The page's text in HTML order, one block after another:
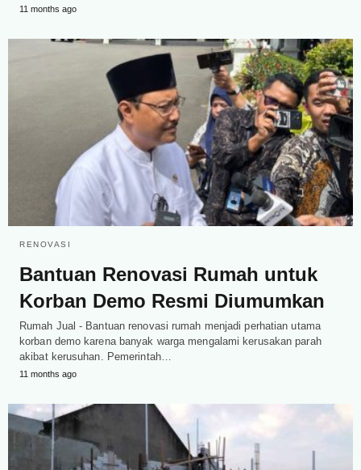
11 months ago
RENOVASI
Bantuan Renovasi Rumah untuk
Korban Demo Resmi Diumumkan
Rumah Jual - Bantuan renovasi rumah menjadi perhatian utama
korban demo karena banyak warga mengalami kerusakan parah
akibat kerusuhan. Pemerintah…
11 months ago